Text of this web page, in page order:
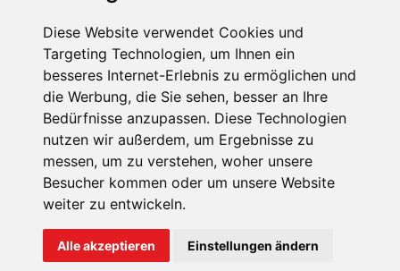
Diese Website verwendet Cookies und
Targeting Technologien, um Ihnen ein
besseres Internet-Erlebnis zu ermöglichen und
die Werbung, die Sie sehen, besser an Ihre
Bedürfnisse anzupassen. Diese Technologien
nutzen wir außerdem, um Ergebnisse zu
messen, um zu verstehen, woher unsere
Besucher kommen oder um unsere Website
weiter zu entwickeln.
Alle akzeptieren Einstellungen ändern
ÄLTEREMELDUNGEN
ÜBER UNS
KONTAKT
IMPRESSUM
RECHTLICHE HINWEISE
DATENSCHUTZ
COOKIE EINSTELLUNGEN